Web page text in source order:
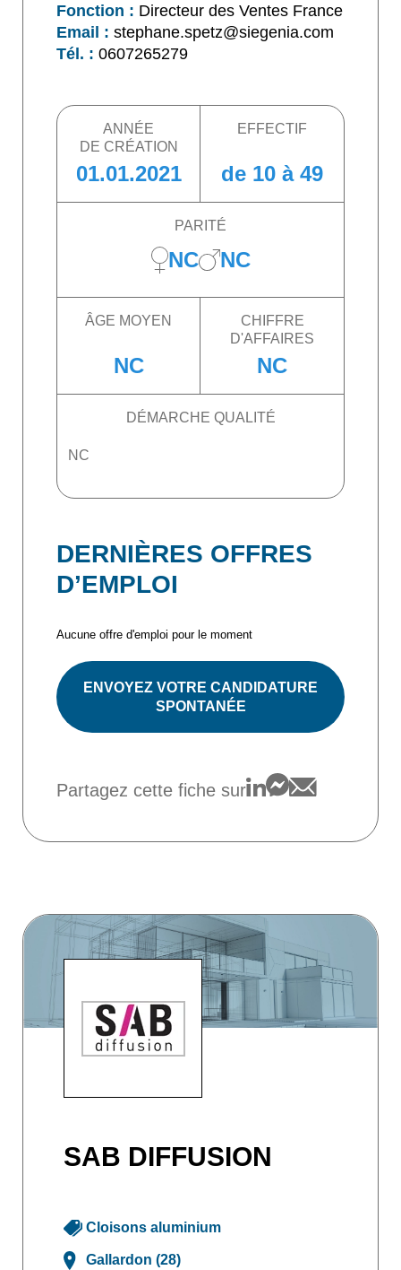
Fonction : Directeur des Ventes France
Email : stephane.spetz@siegenia.com
Tél. : 0607265279
ANNÉE
DE CRÉATION
01.01.2021
EFFECTIF
de 10 à 49
PARITÉ
NC NC
ÂGE MOYEN
NC
CHIFFRE
D'AFFAIRES
NC
DÉMARCHE QUALITÉ
NC
DERNIÈRES OFFRES
D’EMPLOI
Aucune offre d'emploi pour le moment
ENVOYEZ VOTRE CANDIDATURE
SPONTANÉE
Partagez cette fiche sur
SAB DIFFUSION
Cloisons aluminium
Gallardon (28)